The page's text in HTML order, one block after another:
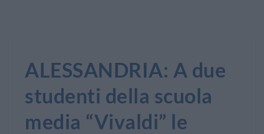
ALESSANDRIA: A due
studenti della scuola
media “Vivaldi” le